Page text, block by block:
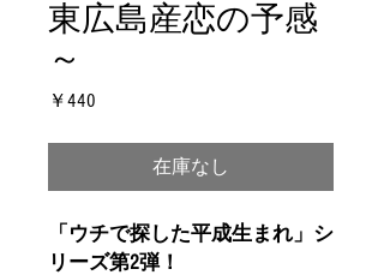
東広島産恋の予感
～
￥440
在庫なし
「ウチで探した平成生まれ」シ
リーズ第2弾！